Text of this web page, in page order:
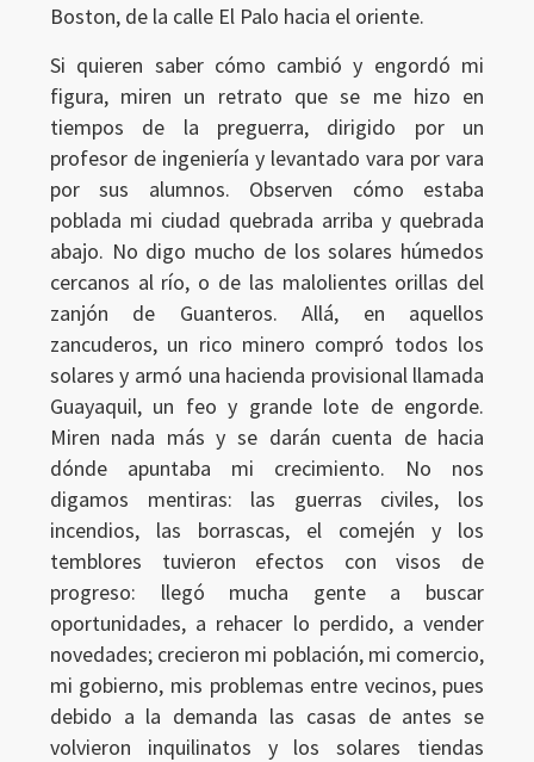
Boston, de la calle El Palo hacia el oriente.
Si quieren saber cómo cambió y engordó mi
figura, miren un retrato que se me hizo en
tiempos de la preguerra, dirigido por un
profesor de ingeniería y levantado vara por vara
por sus alumnos. Observen cómo estaba
poblada mi ciudad quebrada arriba y quebrada
abajo. No digo mucho de los solares húmedos
cercanos al río, o de las malolientes orillas del
zanjón de Guanteros. Allá, en aquellos
zancuderos, un rico minero compró todos los
solares y armó una hacienda provisional llamada
Guayaquil, un feo y grande lote de engorde.
Miren nada más y se darán cuenta de hacia
dónde apuntaba mi crecimiento. No nos
digamos mentiras: las guerras civiles, los
incendios, las borrascas, el comején y los
temblores tuvieron efectos con visos de
progreso: llegó mucha gente a buscar
oportunidades, a rehacer lo perdido, a vender
novedades; crecieron mi población, mi comercio,
mi gobierno, mis problemas entre vecinos, pues
debido a la demanda las casas de antes se
volvieron inquilinatos y los solares tiendas